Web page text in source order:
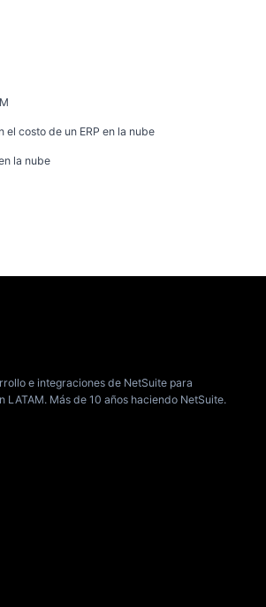
el costo de un ERP en la nube
la nube
e integraciones de NetSuite para
LATAM. Más de 10 años haciendo NetSuite.